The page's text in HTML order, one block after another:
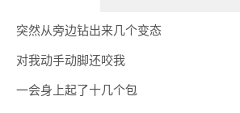
突然从旁边钻出来几个变态
对我动手动脚还咬我
一会身上起了十几个包